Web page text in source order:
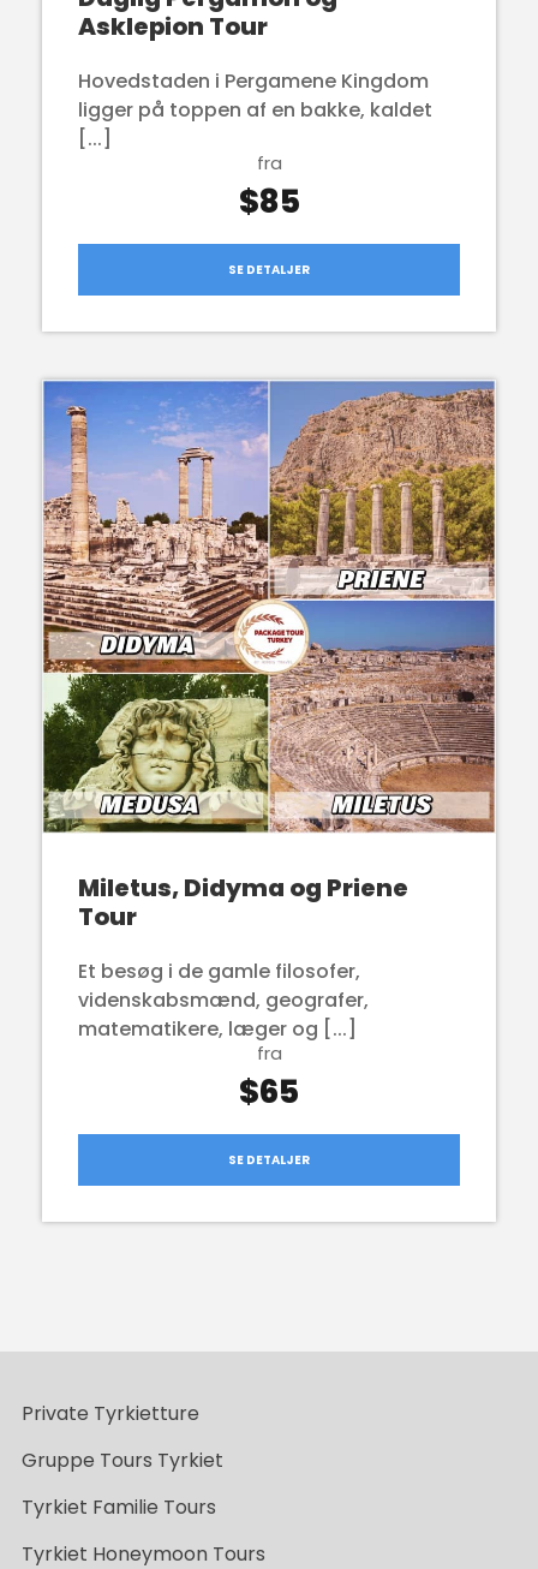
Asklepion Tour
Hovedstaden i Pergamene Kingdom
ligger på toppen af en bakke, kaldet
[...]
fra
$85
SE DETALJER
Miletus, Didyma og Priene
Tour
Et besøg i de gamle filosofer,
videnskabsmænd, geografer,
matematikere, læger og [...]
fra
$65
SE DETALJER
Private Tyrkietture
Gruppe Tours Tyrkiet
Tyrkiet Familie Tours
Tyrkiet Honeymoon Tours